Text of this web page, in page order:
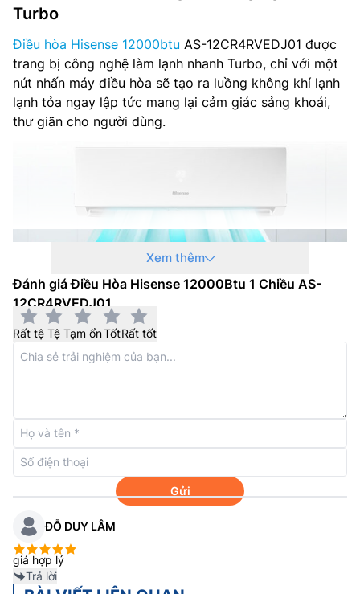
Turbo
Điều hòa Hisense 12000btu AS-12CR4RVEDJ01 được
trang bị công nghệ làm lạnh nhanh Turbo, chỉ với một
nút nhấn máy điều hòa sẽ tạo ra luồng không khí lạnh
lạnh tỏa ngay lập tức mang lại cảm giác sảng khoái,
thư giãn cho người dùng.
Chế độ hoạt động thông minh Smart Mode
độ phòng nhờ công nghệ Fuzzy Logic. Nhiệt độ và tốc
độ quạt được cài đặt tự động dựa trên nhiệt độ phòng
thực tế. Nhờ đó sẽ giúp người dùng có được cảm giác
thoải mái, dễ chịu nhất mà không cần cài đặt quá
nhiều.
Xem thêm
Đánh giá Điều Hòa Hisense 12000Btu 1 Chiều AS-
12CR4RVEDJ01
Rất tệ Tệ Tạm ổnTốtRất tốt
Gửi
ĐỖ DUY LÂM
giá hợp lý
Trả lời